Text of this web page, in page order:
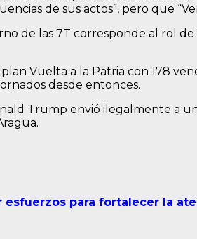
de sus actos”, pero que
de las 7T corresponde al rol
Vuelta a la Patria con 178
desde entonces.
Trump envió ilegalmente a
esfuerzos para fortalecer la